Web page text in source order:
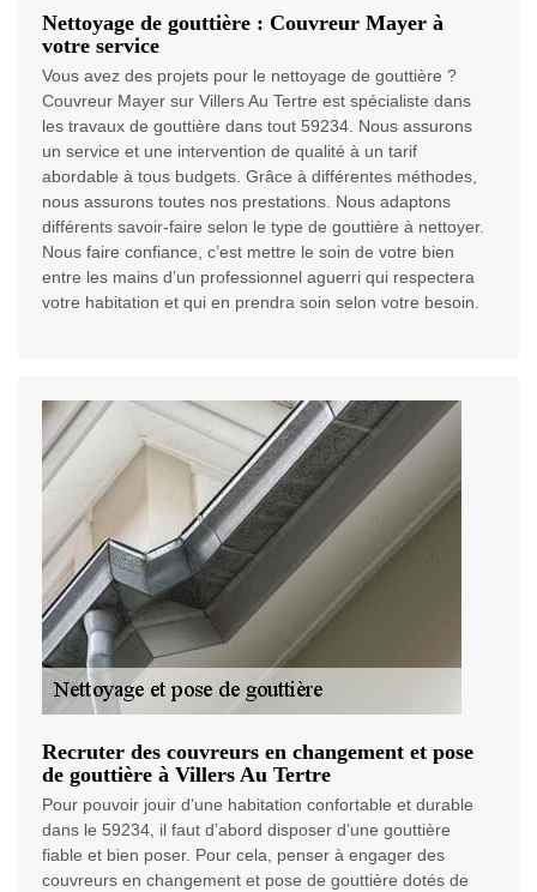
Nettoyage de gouttière : Couvreur Mayer à
votre service
Vous avez des projets pour le nettoyage de gouttière ?
Couvreur Mayer sur Villers Au Tertre est spécialiste dans
les travaux de gouttière dans tout 59234. Nous assurons
un service et une intervention de qualité à un tarif
abordable à tous budgets. Grâce à différentes méthodes,
nous assurons toutes nos prestations. Nous adaptons
différents savoir-faire selon le type de gouttière à nettoyer.
Nous faire confiance, c’est mettre le soin de votre bien
entre les mains d’un professionnel aguerri qui respectera
votre habitation et qui en prendra soin selon votre besoin.
Recruter des couvreurs en changement et pose
de gouttière à Villers Au Tertre
Pour pouvoir jouir d’une habitation confortable et durable
dans le 59234, il faut d’abord disposer d’une gouttière
fiable et bien poser. Pour cela, penser à engager des
couvreurs en changement et pose de gouttière dotés de